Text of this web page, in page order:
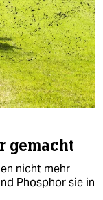
gemacht
nicht mehr
Phosphor sie in